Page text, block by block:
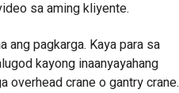
sa aming kliyente.
ang pagkarga. Kaya para sa
kayong inaanyayahang
overhead crane o gantry crane.